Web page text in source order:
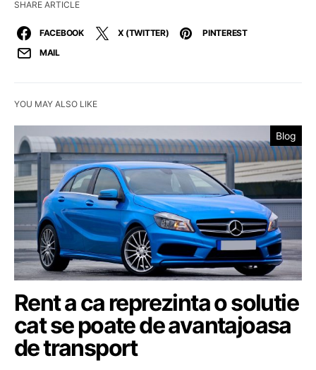
SHARE ARTICLE
FACEBOOK X (TWITTER)
PINTEREST
MAIL
YOU MAY ALSO LIKE
Blog
Rent a ca reprezinta o solutie
cat se poate de avantajoasa
de transport